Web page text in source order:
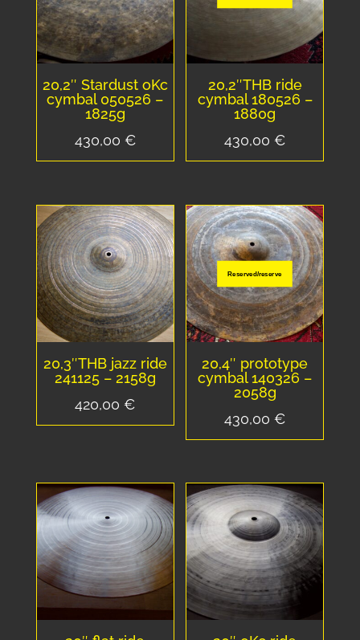
20,2″ Stardust oKc
cymbal 050526 –
1825g
430,00 €
20,2″THB ride
cymbal 180526 –
1880g
430,00€
20,3″THB jazz ride
241125 – 2158g
420,00€
Reserved/reserve
20,4″ prototype
cymbal 140326 –
2058g
430,00€